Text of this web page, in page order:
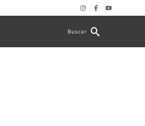
Buscar